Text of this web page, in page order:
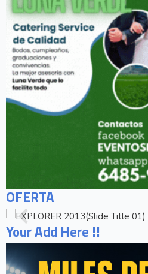
OFERTA
Your Add Here !!